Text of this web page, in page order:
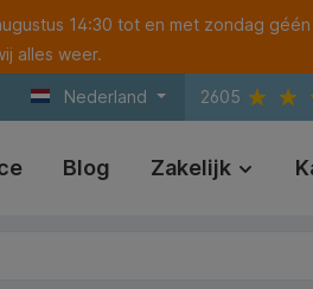
14:30 tot en met zondag
alles weer.
Nederland 2605
Blog Zakelijk